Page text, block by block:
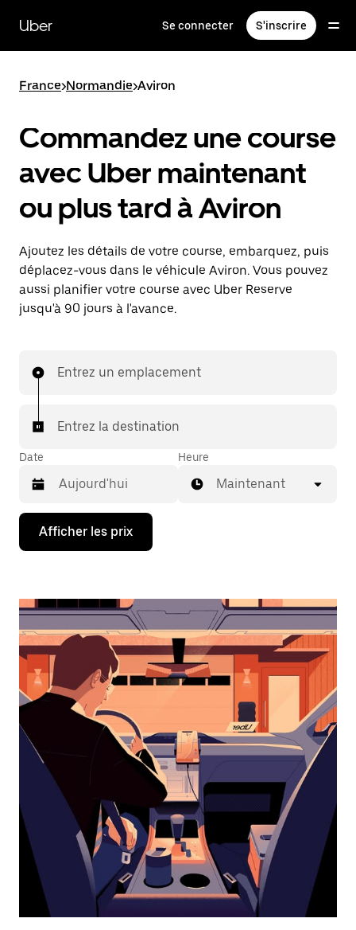
contenu
principal
Uber Se connecter S'inscrire
France>Normandie>Aviron
Commandez une course
avec Uber maintenant
ou plus tard à Aviron
Ajoutez les détails de votre course, embarquez, puis
déplacez-vous dans le véhicule Aviron. Vous pouvez
aussi planifier votre course avec Uber Reserve
jusqu'à 90 jours à l'avance.
Entrez un emplacement
Entrez la destination
Date
Appuyez
la
bas
interagir
avec
calendrier
et
sélectionner
une
date.
Appuyez
d'échappement
pour
fermer
calendrier.
Heure
Maintenant
Afficher les prix